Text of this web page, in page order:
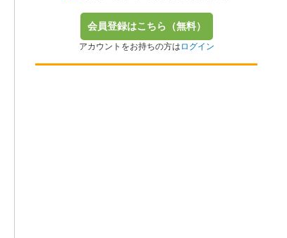
会員登録はこちら（無料）
アカウントをお持ちの方は ログイン